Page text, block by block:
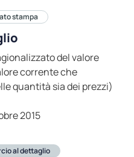
stampa
del valore
corrente che
quantità sia dei prezzi)
2015
al dettaglio